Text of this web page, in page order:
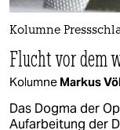
Kolumne
Flucht vor dem
Kolumne Markus
Das Dogma der
Aufarbeitung der